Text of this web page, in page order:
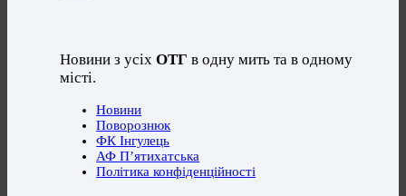
Новини з усіхОТГ в одну мить та в одному
місті.
Новини
Поворознюк
ФК Інгулець
АФ П’ятихатська
Політика конфіденційності